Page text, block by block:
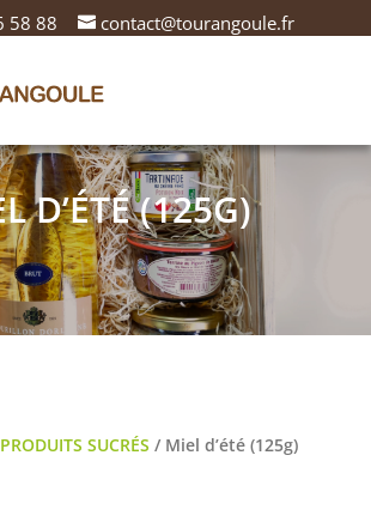
58 88 contact@tourangoule.fr
D’ÉTÉ (125G)
PRODUITS SUCRÉS / Miel d’été (125g)